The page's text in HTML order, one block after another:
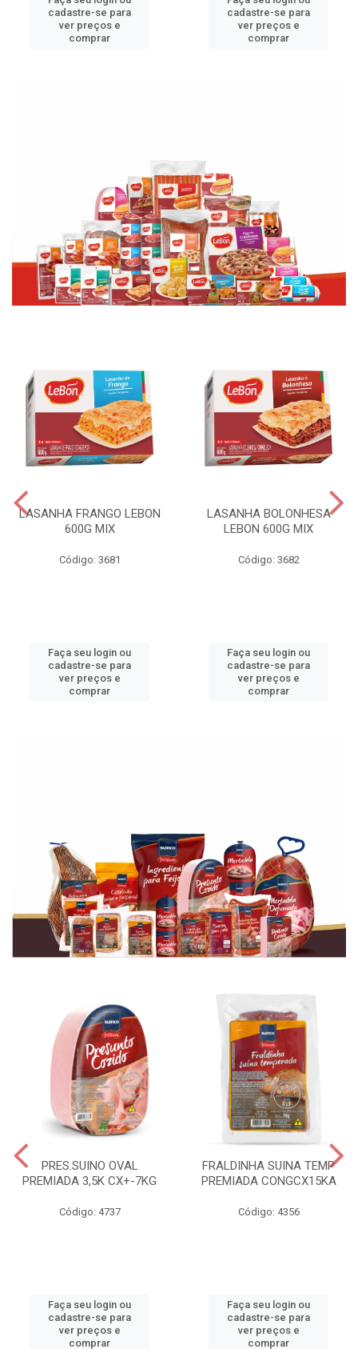
cadastre-se para
ver preços e
comprar
cadastre-se para
ver preços e
comprar
LASANHA FRANGO LEBON
600G MIX
Código: 3681
Faça seu login ou
cadastre-se para
ver preços e
comprar
LASANHA BOLONHESA
LEBON 600G MIX
Código: 3682
Faça seu login ou
cadastre-se para
ver preços e
comprar
PRES.SUINO OVAL
PREMIADA 3,5K CX+-7KG
Código: 4737
Faça seu login ou
cadastre-se para
ver preços e
comprar
FRALDINHA SUINA TEMP
PREMIADA CONGCX15KA
Código: 4356
Faça seu login ou
cadastre-se para
ver preços e
comprar